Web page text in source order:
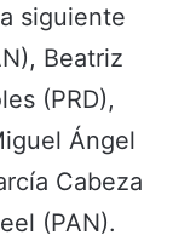
siguiente
Beatriz
(PRD),
Ángel
Cabeza
(PAN).